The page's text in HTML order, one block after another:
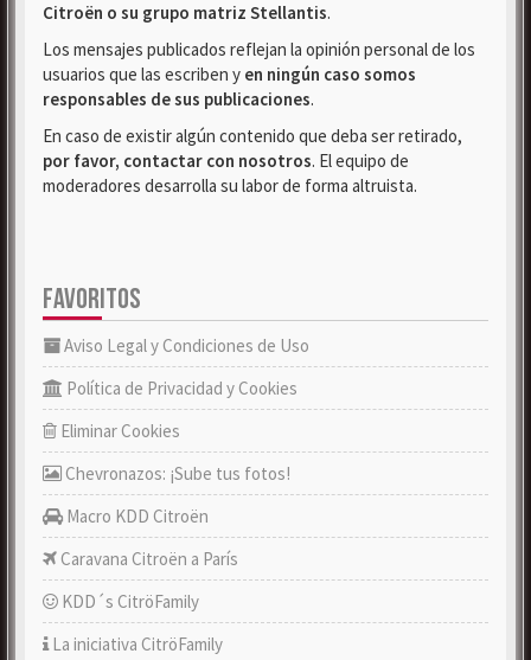
Citroën o su grupo matriz Stellantis.
Los mensajes publicados reflejan la opinión personal de los
usuarios que las escriben y en ningún caso somos
responsables de sus publicaciones.
En caso de existir algún contenido que deba ser retirado,
por favor, contactar con nosotros. El equipo de
moderadores desarrolla su labor de forma altruista.
FAVORITOS
Aviso Legal y Condiciones de Uso
Política de Privacidad y Cookies
Eliminar Cookies
Chevronazos: ¡Sube tus fotos!
Macro KDD Citroën
Caravana Citroën a París
KDD´s CitröFamily
La iniciativa CitröFamily